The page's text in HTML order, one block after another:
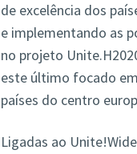
de excelência dos
e implementando as
no projeto
este último focado
países do centro
Ligadas ao